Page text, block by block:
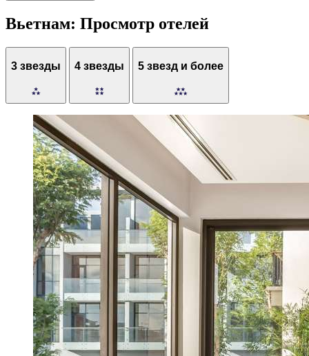
Вьетнам: Просмотр отелей
3 звезды 4 звезды 5 звезд и более